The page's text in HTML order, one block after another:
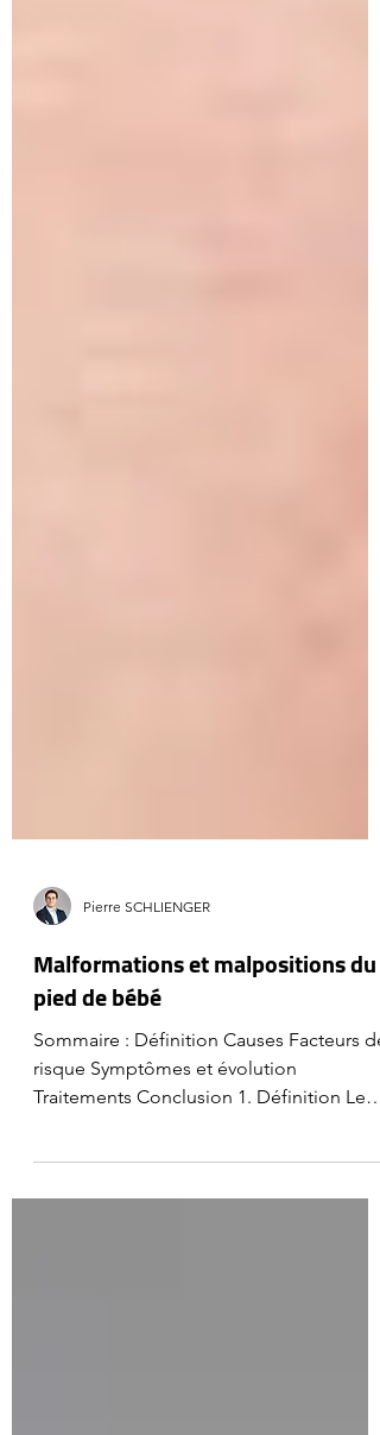
Pierre SCHLIENGER
Malformations et malpositions du
pied de bébé
risque Symptômes et évolution
Traitements Conclusion 1. Définition Les